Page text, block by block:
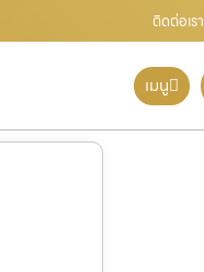
ติดต่อเรา
เมนู